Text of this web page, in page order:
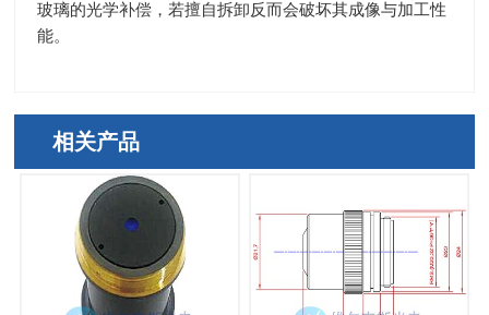
玻璃的光学补偿，若擅自拆卸反而会破坏其成像与加工性
能。
相关产品